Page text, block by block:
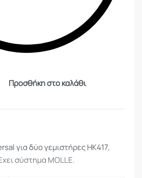
Προσθήκη στο καλάθι
για δύο γεμιστήρες HK417,
σύστημα MOLLE.